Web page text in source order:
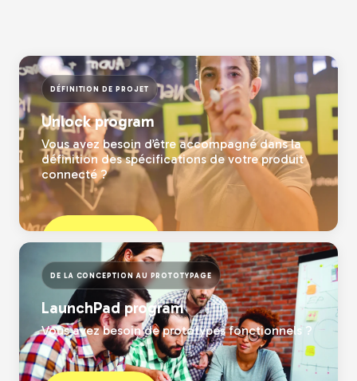
DÉFINITION DE PROJET
Unlock program
Vous avez besoin d’être accompagné dans la
définition des spécifications de votre produit
connecté ?
En savoir plus
DE LA CONCEPTION AU PROTOTYPAGE
LaunchPad program
Vous avez besoin de prototypes fonctionnels ?